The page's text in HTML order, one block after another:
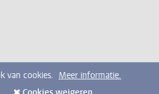
van cookies. Meer informatie.